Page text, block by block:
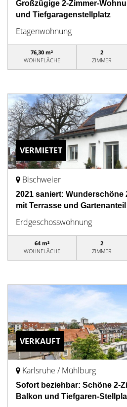
Großzügige 2-Zimmer-
und Tiefgaragenstellplatz
Etagenwohnung
76,30 m²
WOHNFLÄCHE
2
ZIMMER
VERMIETET
Bischweier
2021 saniert: Wunderschöne
mit Terrasse und
Erdgeschosswohnung
64 m²
WOHNFLÄCHE
2
ZIMMER
VERKAUFT
Karlsruhe / Mühlburg
Sofort beziehbar: Schöne 2-
Balkon und Tiefgaren-